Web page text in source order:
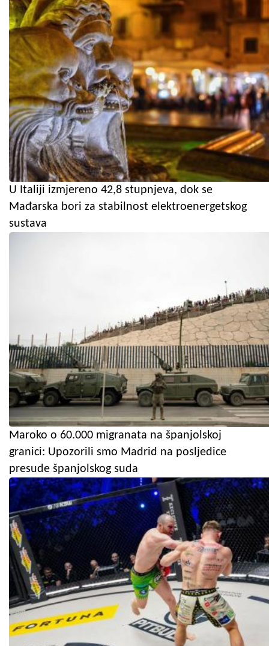
U Italiji izmjereno 42,8 stupnjeva, dok se
Mađarska bori za stabilnost elektroenergetskog
sustava
Maroko o 60.000 migranata na španjolskoj
granici: Upozorili smo Madrid na posljedice
presude španjolskog suda